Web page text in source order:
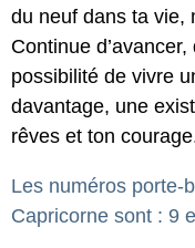
du neuf dans ta vie,
Continue
possibilité de vivre
davantage, une
rêves et ton
Les numéros porte-
Capricorne sont : 9